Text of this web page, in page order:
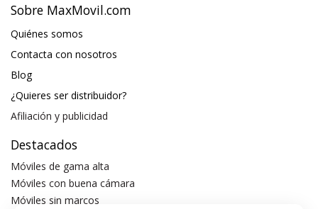
Sobre MaxMovil.com
Quiénes somos
Contacta con nosotros
Blog
¿Quieres ser distribuidor?
Afiliación y publicidad
Destacados
Móviles de gama alta
Móviles con buena cámara
Móviles sin marcos